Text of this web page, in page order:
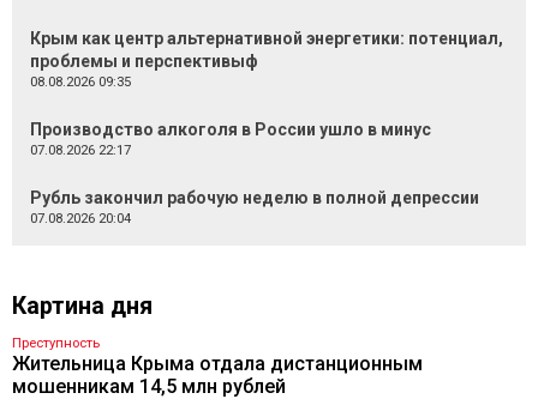
Крым как центр альтернативной энергетики: потенциал,
проблемы и перспективыф
08.08.2026 09:35
Производство алкоголя в России ушло в минус
07.08.2026 22:17
Рубль закончил рабочую неделю в полной депрессии
07.08.2026 20:04
Картина дня
Преступность
Жительница Крыма отдала дистанционным
мошенникам 14,5 млн рублей